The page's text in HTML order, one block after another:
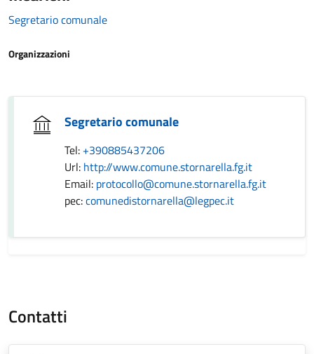
Segretario comunale
Organizzazioni
Segretario comunale
Tel: +390885437206
Url: http://www.comune.stornarella.fg.it
Email: protocollo@comune.stornarella.fg.it
pec:comunedistornarella@legpec.it
Contatti